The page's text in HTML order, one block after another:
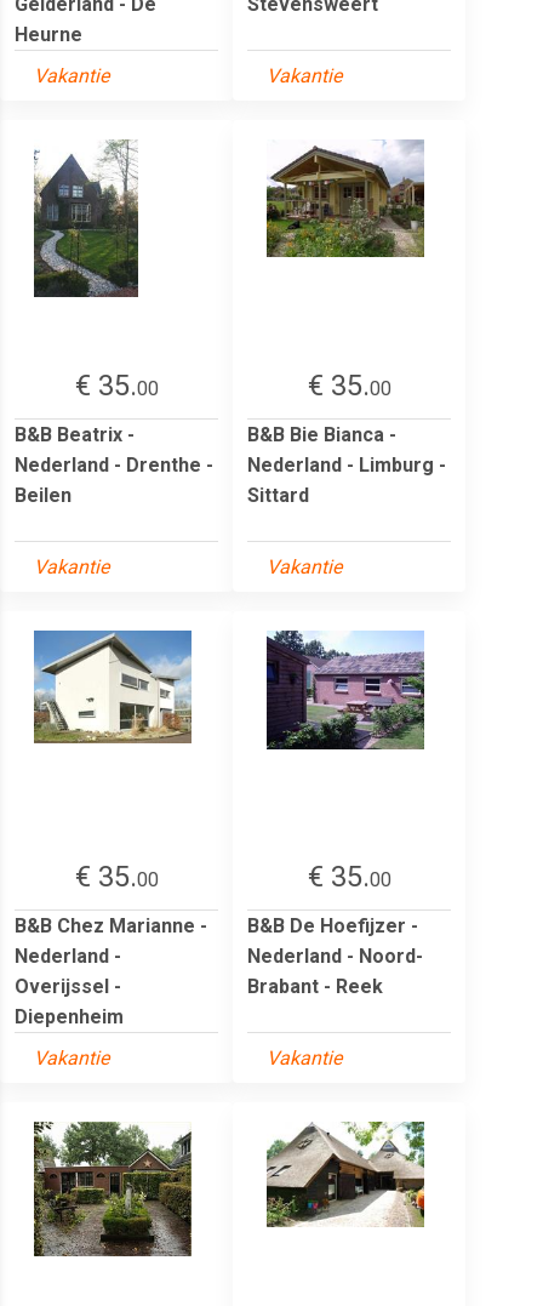
Heurne
Vakantie
Vakantie
€ 35.00
B&B Beatrix -
Nederland - Drenthe -
Beilen
Vakantie
€ 35.00
B&B Bie Bianca -
Nederland - Limburg -
Sittard
Vakantie
€ 35.00
B&B Chez Marianne -
Nederland -
Overijssel -
Diepenheim
Vakantie
€ 35.00
B&B De Hoefijzer -
Nederland - Noord-
Brabant - Reek
Vakantie